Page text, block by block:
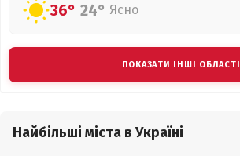
36° 24° Ясно
ПОКАЗАТИ ІНШІ ОБЛАСТІ
Найбільші міста в Україні